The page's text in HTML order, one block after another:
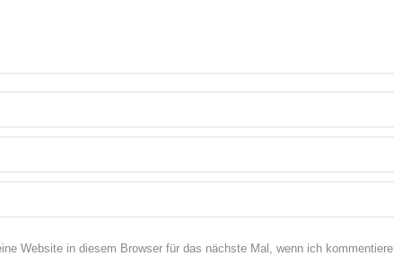
Website in diesem Browser für das nächste Mal, wenn ich kommentiere.